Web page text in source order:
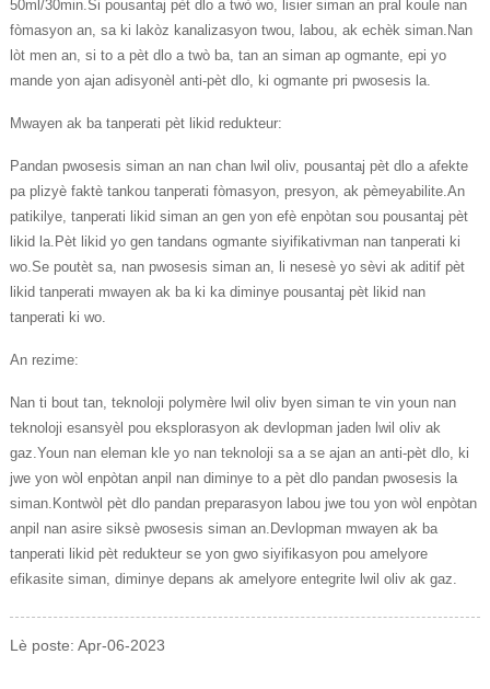
50ml/30min.Si pousantaj pèt dlo a twò wo, lisier siman an pral koule nan
fòmasyon an, sa ki lakòz kanalizasyon twou, labou, ak echèk siman.Nan
lòt men an, si to a pèt dlo a twò ba, tan an siman ap ogmante, epi yo
mande yon ajan adisyonèl anti-pèt dlo, ki ogmante pri pwosesis la.
Mwayen ak ba tanperati pèt likid redukteur:
Pandan pwosesis siman an nan chan lwil oliv, pousantaj pèt dlo a afekte
pa plizyè faktè tankou tanperati fòmasyon, presyon, ak pèmeyabilite.An
patikilye, tanperati likid siman an gen yon efè enpòtan sou pousantaj pèt
likid la.Pèt likid yo gen tandans ogmante siyifikativman nan tanperati ki
wo.Se poutèt sa, nan pwosesis siman an, li nesesè yo sèvi ak aditif pèt
likid tanperati mwayen ak ba ki ka diminye pousantaj pèt likid nan
tanperati ki wo.
An rezime:
Nan ti bout tan, teknoloji polymère lwil oliv byen siman te vin youn nan
teknoloji esansyèl pou eksplorasyon ak devlopman jaden lwil oliv ak
gaz.Youn nan eleman kle yo nan teknoloji sa a se ajan an anti-pèt dlo, ki
jwe yon wòl enpòtan anpil nan diminye to a pèt dlo pandan pwosesis la
siman.Kontwòl pèt dlo pandan preparasyon labou jwe tou yon wòl enpòtan
anpil nan asire siksè pwosesis siman an.Devlopman mwayen ak ba
tanperati likid pèt redukteur se yon gwo siyifikasyon pou amelyore
efikasite siman, diminye depans ak amelyore entegrite lwil oliv ak gaz.
Lè poste: Apr-06-2023